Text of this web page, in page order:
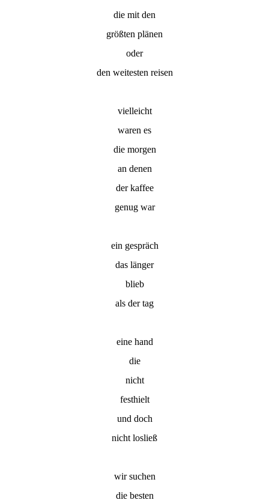
die mit den
größten plänen
oder
den weitesten reisen
vielleicht
waren es
die morgen
an denen
der kaffee
genug war
ein gespräch
das länger
blieb
als der tag
eine hand
die
nicht
festhielt
und doch
nicht losließ
wir suchen
die besten